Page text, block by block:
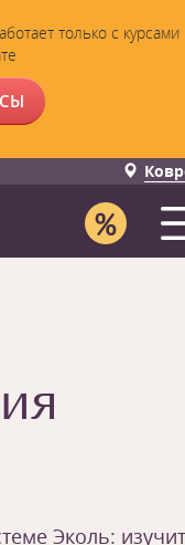
только с курсами
Эколь: